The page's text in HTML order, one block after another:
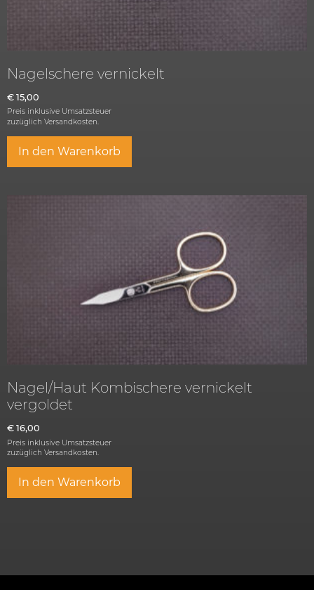
Nagelschere vernickelt
€ 15,00
Preis inklusive Umsatzsteuer
zuzüglich Versandkosten.
In den Warenkorb
Nagel/Haut Kombischere vernickelt
vergoldet
€ 16,00
Preis inklusive Umsatzsteuer
zuzüglich Versandkosten.
In den Warenkorb